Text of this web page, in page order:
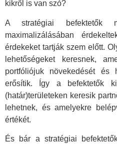
kikről is van szó?
A stratégiai befektetők
maximalizálásában
érdekeket tartják szem előtt.
lehetőségeket keresnek,
portfóliójuk növekedését
erősítik. Így a befektetők
(határ)területeken keresik
lehetnek, és amelyekre
értékét.
És bár a stratégiai